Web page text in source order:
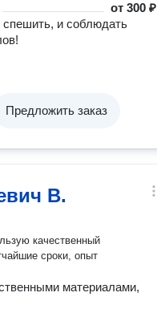
от300 ₽
и соблюдать
Предложить заказ
В.
качественный
сроки, опыт
материалами,